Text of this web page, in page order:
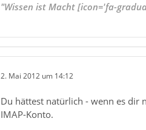
"Wissen ist Macht [icon='fa-
2. Mai 2012 um 14:12
Du hättest natürlich - wenn es dir
IMAP-Konto.